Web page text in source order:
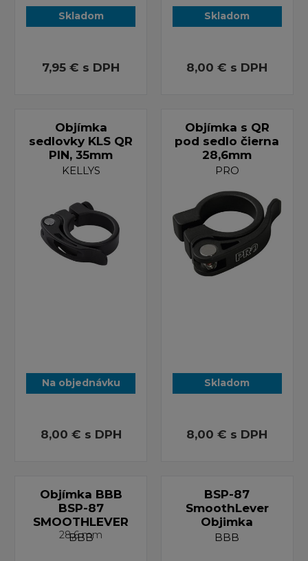
Skladom
7,95 € s DPH
Skladom
8,00 € s DPH
Objímka
sedlovky KLS QR
PIN, 35mm
KELLYS
Na objednávku
8,00 € s DPH
Objímka s QR
pod sedlo čierna
28,6mm
PRO
Skladom
8,00 € s DPH
Objímka BBB
BSP-87
SMOOTHLEVER
28,6 mm
BBB
BSP-87
SmoothLever
Objimka
BBB